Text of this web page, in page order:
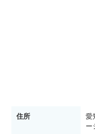
住所
愛
ー